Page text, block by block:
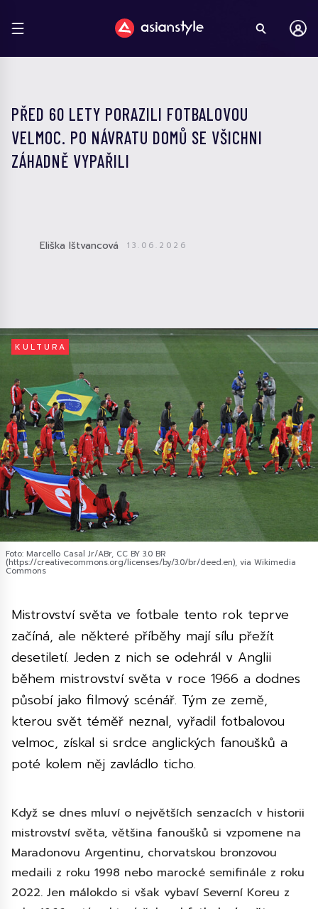
PŘED 60 LETY PORAZILI FOTBALOVOU
VELMOC. PO NÁVRATU DOMŮ SE VŠICHNI
ZÁHADNĚ VYPAŘILI
Eliška Ištvancová 13.06.2026
KULTURA
Foto: Marcello Casal Jr/ABr, CC BY 3.0 BR
(https://creativecommons.org/licenses/by/3.0/br/deed.en), via Wikimedia
Commons
Mistrovství světa ve fotbale tento rok teprve
začíná, ale některé příběhy mají sílu přežít
desetiletí. Jeden z nich se odehrál v Anglii
během mistrovství světa v roce 1966 a dodnes
působí jako filmový scénář. Tým ze země,
kterou svět téměř neznal, vyřadil fotbalovou
velmoc, získal si srdce anglických fanoušků a
poté kolem něj zavládlo ticho.
Když se dnes mluví o největších senzacích v historii
mistrovství světa, většina fanoušků si vzpomene na
Maradonovu Argentinu, chorvatskou bronzovou
medaili z roku 1998 nebo marocké semifinále z roku
2022. Jen málokdo si však vybaví Severní Koreu z